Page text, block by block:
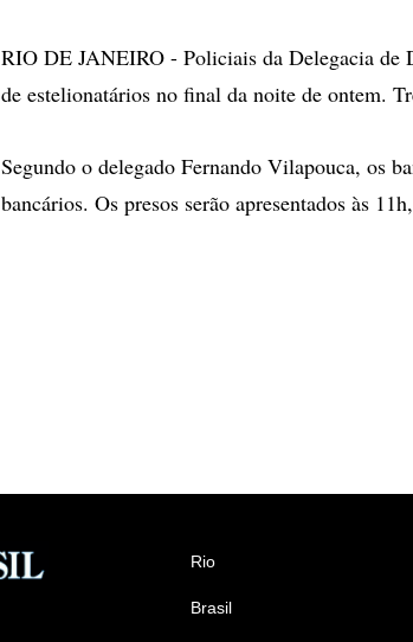
RIO DE JANEIRO - Policiais da Delegacia de
de estelionatários no final da noite de ontem.
Segundo o delegado Fernando Vilapouca, os
bancários. Os presos serão apresentados às
Rio
Brasil